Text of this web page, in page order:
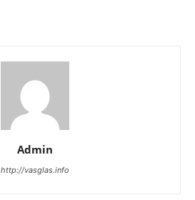
Admin
http://vasglas.info